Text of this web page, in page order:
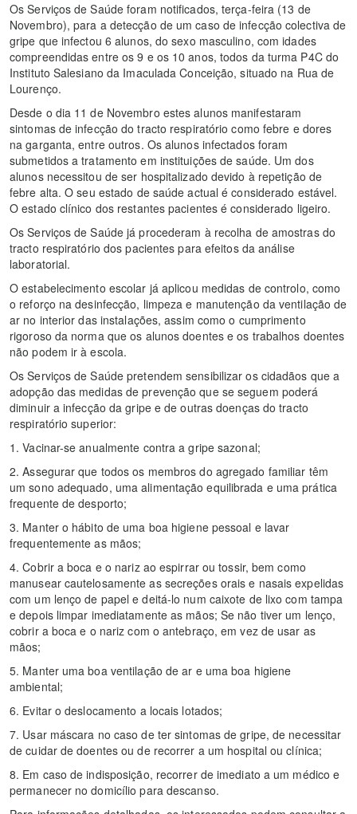
Os Serviços de Saúde foram notificados, terça-feira (13 de
Novembro), para a detecção de um caso de infecção colectiva de
gripe que infectou 6 alunos, do sexo masculino, com idades
compreendidas entre os 9 e os 10 anos, todos da turma P4C do
Instituto Salesiano da Imaculada Conceição, situado na Rua de
Lourenço.
Desde o dia 11 de Novembro estes alunos manifestaram
sintomas de infecção do tracto respiratório como febre e dores
na garganta, entre outros. Os alunos infectados foram
submetidos a tratamento em instituições de saúde. Um dos
alunos necessitou de ser hospitalizado devido à repetição de
febre alta. O seu estado de saúde actual é considerado estável.
O estado clínico dos restantes pacientes é considerado ligeiro.
Os Serviços de Saúde já procederam à recolha de amostras do
tracto respiratório dos pacientes para efeitos da análise
laboratorial.
O estabelecimento escolar já aplicou medidas de controlo, como
o reforço na desinfecção, limpeza e manutenção da ventilação de
ar no interior das instalações, assim como o cumprimento
rigoroso da norma que os alunos doentes e os trabalhos doentes
não podem ir à escola.
Os Serviços de Saúde pretendem sensibilizar os cidadãos que a
adopção das medidas de prevenção que se seguem poderá
diminuir a infecção da gripe e de outras doenças do tracto
respiratório superior:
1. Vacinar-se anualmente contra a gripe sazonal;
2. Assegurar que todos os membros do agregado familiar têm
um sono adequado, uma alimentação equilibrada e uma prática
frequente de desporto;
3. Manter o hábito de uma boa higiene pessoal e lavar
frequentemente as mãos;
4. Cobrir a boca e o nariz ao espirrar ou tossir, bem como
manusear cautelosamente as secreções orais e nasais expelidas
com um lenço de papel e deitá-lo num caixote de lixo com tampa
e depois limpar imediatamente as mãos; Se não tiver um lenço,
cobrir a boca e o nariz com o antebraço, em vez de usar as
mãos;
5. Manter uma boa ventilação de ar e uma boa higiene
ambiental;
6. Evitar o deslocamento a locais lotados;
7. Usar máscara no caso de ter sintomas de gripe, de necessitar
de cuidar de doentes ou de recorrer a um hospital ou clínica;
8. Em caso de indisposição, recorrer de imediato a um médico e
permanecer no domicílio para descanso.